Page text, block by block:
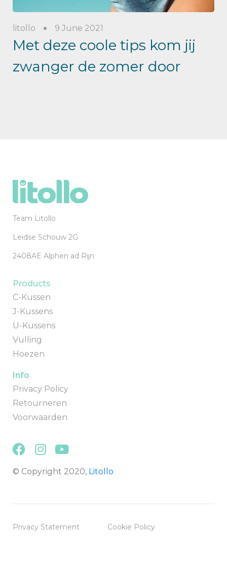
litollo 9 June 2021
Met deze coole tips kom jij
zwanger de zomer door
Team Litollo
Leidse Schouw 2G
2408AE Alphen ad Rijn
Products
C-Kussen
J-Kussens
U-Kussens
Vulling
Hoezen
Info
Privacy Policy
Retourneren
Voorwaarden
© Copyright 2020, Litollo
Privacy Statement Cookie Policy